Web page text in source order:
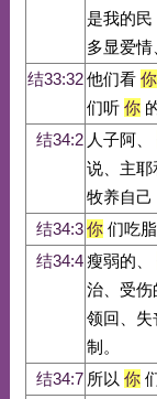
是我的民
多显爱情
结33:32他们看 你
们听 你
结34:2 人子阿、
说、主耶
牧养自己
结34:3你们吃脂
结34:4瘦弱的、
治、受伤
领回、失
制。
结34:7 所以 你